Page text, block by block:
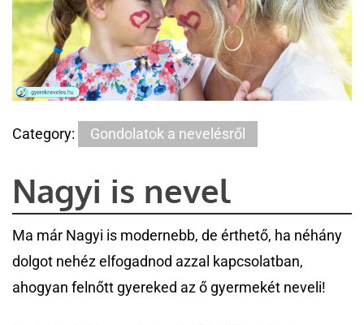
Category: Gondolatok a nevelésről
Nagyi is nevel
Ma már Nagyi is modernebb, de érthető, ha néhány
dolgot nehéz elfogadnod azzal kapcsolatban,
ahogyan felnőtt gyereked az ő gyermekét neveli!